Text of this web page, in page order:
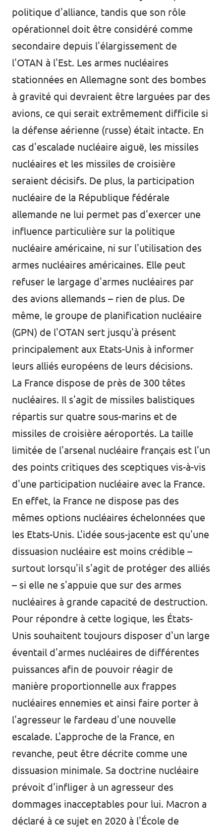
politique d'alliance, tandis que son rôle
opérationnel doit être considéré comme
secondaire depuis l'élargissement de
l'OTAN à l'Est. Les armes nucléaires
stationnées en Allemagne sont des bombes
à gravité qui devraient être larguées par des
avions, ce qui serait extrêmement difficile si
la défense aérienne (russe) était intacte. En
cas d'escalade nucléaire aiguë, les missiles
nucléaires et les missiles de croisière
seraient décisifs. De plus, la participation
nucléaire de la République fédérale
allemande ne lui permet pas d'exercer une
influence particulière sur la politique
nucléaire américaine, ni sur l'utilisation des
armes nucléaires américaines. Elle peut
refuser le largage d'armes nucléaires par
des avions allemands – rien de plus. De
même, le groupe de planification nucléaire
(GPN) de l'OTAN sert jusqu'à présent
principalement aux Etats-Unis à informer
leurs alliés européens de leurs décisions.
La France dispose de près de 300 têtes
nucléaires. Il s'agit de missiles balistiques
répartis sur quatre sous-marins et de
missiles de croisière aéroportés. La taille
limitée de l'arsenal nucléaire français est l'un
des points critiques des sceptiques vis-à-vis
d'une participation nucléaire avec la France.
En effet, la France ne dispose pas des
mêmes options nucléaires échelonnées que
les Etats-Unis. L'idée sous-jacente est qu'une
dissuasion nucléaire est moins crédible –
surtout lorsqu'il s'agit de protéger des alliés
– si elle ne s'appuie que sur des armes
nucléaires à grande capacité de destruction.
Pour répondre à cette logique, les États-
Unis souhaitent toujours disposer d'un large
éventail d'armes nucléaires de différentes
puissances afin de pouvoir réagir de
manière proportionnelle aux frappes
nucléaires ennemies et ainsi faire porter à
l'agresseur le fardeau d'une nouvelle
escalade. L'approche de la France, en
revanche, peut être décrite comme une
dissuasion minimale. Sa doctrine nucléaire
prévoit d'infliger à un agresseur des
dommages inacceptables pour lui. Macron a
déclaré à ce sujet en 2020 à l'École de